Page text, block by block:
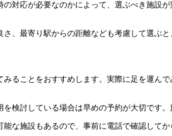
対応が必要なのかによって、選ぶべき施設
、最寄り駅からの距離なども考慮して選ぶと
ることをおすすめします。実際に足を運ん
検討している場合は早めの予約が大切です
な施設もあるので、事前に電話で確認してか